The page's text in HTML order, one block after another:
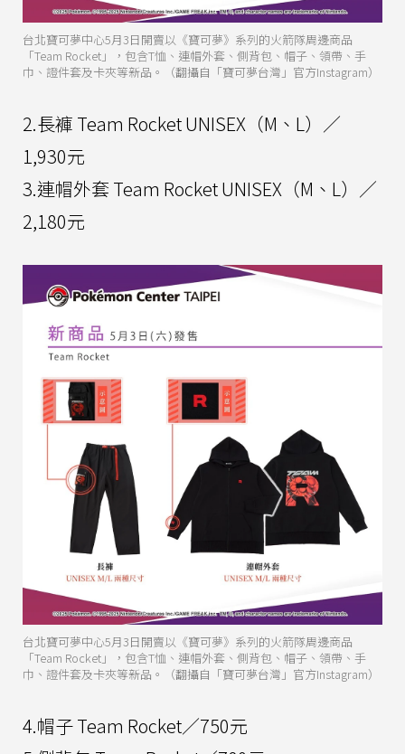
台北寶可夢中心5月3日開賣以《寶可夢》系列的火箭隊周邊商品
「Team Rocket」，包含T恤、連帽外套、側背包、帽子、領帶、手
巾、證件套及卡夾等新品。（翻攝自「寶可夢台灣」官方Instagram）
2.長褲 Team Rocket UNISEX（M、L）／
1,930元
3.連帽外套 Team Rocket UNISEX（M、L）／
2,180元
台北寶可夢中心5月3日開賣以《寶可夢》系列的火箭隊周邊商品
「Team Rocket」，包含T恤、連帽外套、側背包、帽子、領帶、手
巾、證件套及卡夾等新品。（翻攝自「寶可夢台灣」官方Instagram）
4.帽子 Team Rocket／750元